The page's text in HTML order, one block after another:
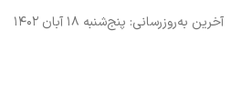
آخرین به‌روزرسانی: پنج‌شنبه ۱۸ آبان ۱۴۰۲